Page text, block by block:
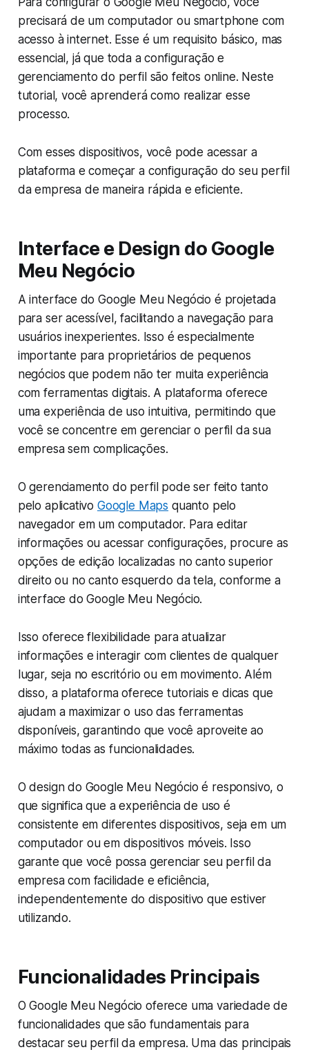
precisará de um computador ou smartphone com
acesso à internet. Esse é um requisito básico, mas
essencial, já que toda a configuração e
gerenciamento do perfil são feitos online. Neste
tutorial, você aprenderá como realizar esse
processo.
Com esses dispositivos, você pode acessar a
plataforma e começar a configuração do seu perfil
da empresa de maneira rápida e eficiente.
Interface e Design do Google
Meu Negócio
A interface do Google Meu Negócio é projetada
para ser acessível, facilitando a navegação para
usuários inexperientes. Isso é especialmente
importante para proprietários de pequenos
negócios que podem não ter muita experiência
com ferramentas digitais. A plataforma oferece
uma experiência de uso intuitiva, permitindo que
você se concentre em gerenciar o perfil da sua
empresa sem complicações.
O gerenciamento do perfil pode ser feito tanto
pelo aplicativo Google Maps quanto pelo
navegador em um computador. Para editar
informações ou acessar configurações, procure as
opções de edição localizadas no canto superior
direito ou no canto esquerdo da tela, conforme a
interface do Google Meu Negócio.
Isso oferece flexibilidade para atualizar
informações e interagir com clientes de qualquer
lugar, seja no escritório ou em movimento. Além
disso, a plataforma oferece tutoriais e dicas que
ajudam a maximizar o uso das ferramentas
disponíveis, garantindo que você aproveite ao
máximo todas as funcionalidades.
O design do Google Meu Negócio é responsivo, o
que significa que a experiência de uso é
consistente em diferentes dispositivos, seja em um
computador ou em dispositivos móveis. Isso
garante que você possa gerenciar seu perfil da
empresa com facilidade e eficiência,
independentemente do dispositivo que estiver
utilizando.
Funcionalidades Principais
O Google Meu Negócio oferece uma variedade de
funcionalidades que são fundamentais para
destacar seu perfil da empresa. Uma das principais